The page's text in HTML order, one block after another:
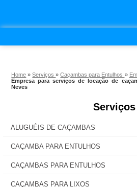
Home »Serviços»Caçambas para Entulhos »
Empresa para serviços de locação de
Neves
Serviços
ALUGUÉIS DE CAÇAMBAS
CAÇAMBA PARA ENTULHOS
CAÇAMBAS PARA ENTULHOS
CAÇAMBAS PARA LIXOS